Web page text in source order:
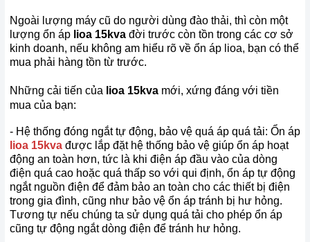
Ngoài lượng máy cũ do người dùng đào thải, thì còn một
lượng ổn áp lioa 15kva đời trước còn tồn trong các cơ sở
kinh doanh, nếu không am hiểu rõ về ổn áp lioa, bạn có thể
mua phải hàng tồn từ trước.
Những cải tiến của lioa 15kva mới, xứng đáng với tiền
mua của bạn:
- Hệ thống đóng ngắt tự động, bảo vệ quá áp quá tải: Ổn áp
lioa 15kva được lắp đặt hệ thống bảo vệ giúp ổn áp hoạt
động an toàn hơn, tức là khi điện áp đầu vào của dòng
điện quá cao hoặc quá thấp so với qui định, ổn áp tự động
ngắt nguồn điện để đảm bảo an toàn cho các thiết bị điện
trong gia đình, cũng như bảo vệ ổn áp tránh bị hư hỏng.
Tương tự nếu chúng ta sử dụng quá tải cho phép ổn áp
cũng tự động ngắt dòng điện để tránh hư hỏng.